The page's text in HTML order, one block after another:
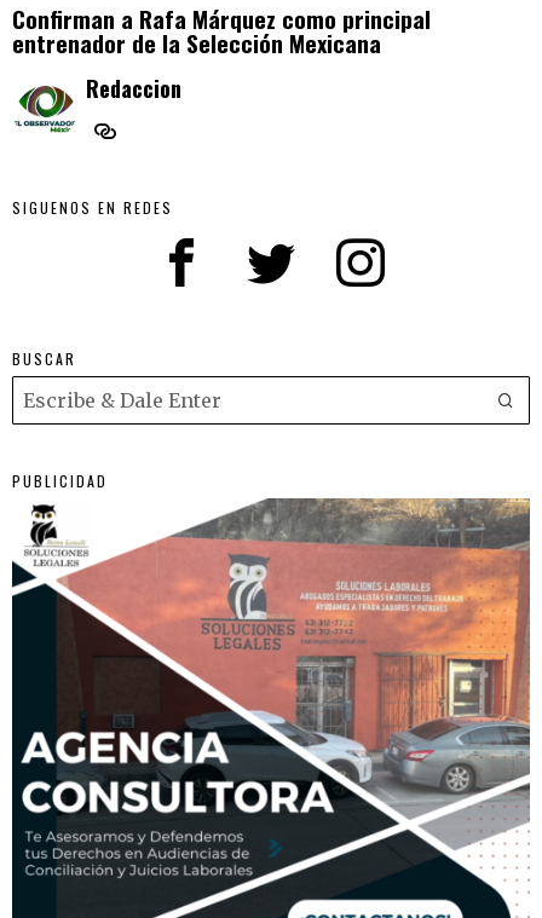
Confirman a Rafa Márquez como principal
entrenador de la Selección Mexicana
Redaccion
SIGUENOS EN REDES
BUSCAR
PUBLICIDAD